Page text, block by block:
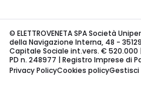
© ELETTROVENETA SPA Società
della Navigazione Interna, 48 -
Capitale Sociale int.vers. € 520.000 |
PD n. 248977 | Registro Imprese di
Privacy PolicyCookies policyGestisci